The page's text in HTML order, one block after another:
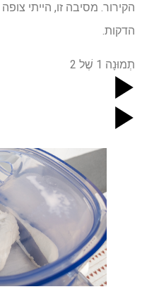
הדקות.
תְמוּנָה 1 שֶׁל 2